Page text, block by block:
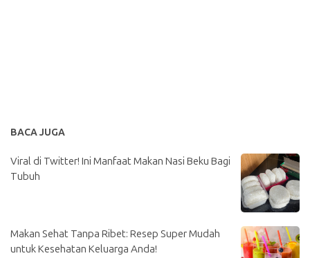
BACA JUGA
Viral di Twitter! Ini Manfaat Makan Nasi Beku Bagi
Tubuh
Makan Sehat Tanpa Ribet: Resep Super Mudah
untuk Kesehatan Keluarga Anda!